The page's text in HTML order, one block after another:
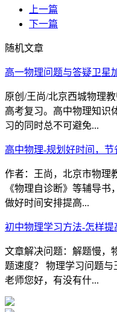
上一篇
下一篇
随机文章
高一物理问题与答疑卫星
原创/王尚/北京西城物理
高考复习。高中物理知识
习的同时总不可避免...
高中物理-规划好时间，节
作者：王尚，北京市物理
《物理自诊断》等辅导
做好时间安排提高...
初中物理学习方法-怎样提
文章解决问题：解题慢，
题速度？ 物理学习问题
老师您好，有没有什...